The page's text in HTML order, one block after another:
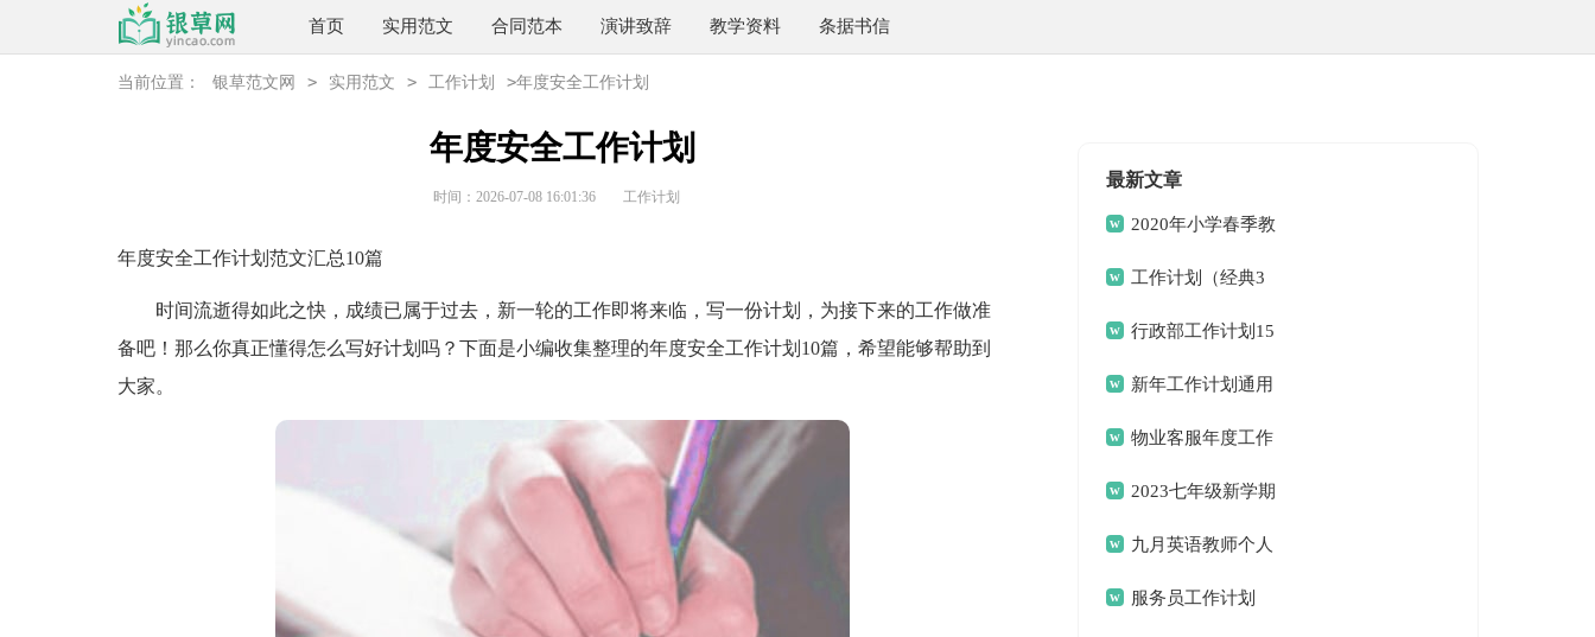
首页 实用范文 合同范本 演讲致辞 教学资料 条据书信
当前位置： 银草范文网 > 实用范文 > 工作计划 >年度安全工作计划
年度安全工作计划
时间：2026-07-08 16:01:36 工作计划
年度安全工作计划范文汇总10篇
时间流逝得如此之快，成绩已属于过去，新一轮的工作即将来临，写一份计划，为接下来的工作做准
备吧！那么你真正懂得怎么写好计划吗？下面是小编收集整理的年度安全工作计划10篇，希望能够帮助到
大家。
最新文章
2020年小学春季教
务工作计划范文（精选
3篇）
工作计划（经典3
篇）行政部工作计划15
篇 新年工作计划通用
15篇物业客服年度工作
计划模板
2023七年级新学期
的历史老师工作计划
九月英语教师个人
工作计划
服务员工作计划